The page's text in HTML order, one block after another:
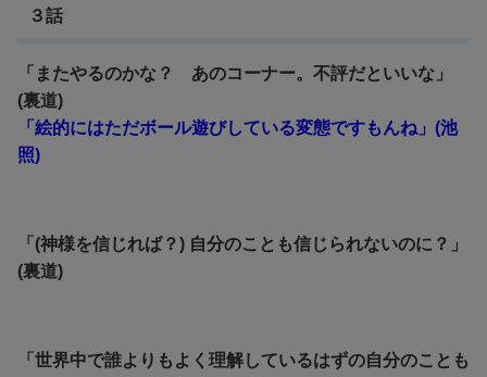
３話
「またやるのかな？ あのコーナー。 不評だといいな」
(裏道)
「絵的にはただボール遊びしている変態ですもんね」(池
照)
「(神様を信じれば？) 自分のことも信じられないのに？」
(裏道)
「世界中で誰よりもよく理解しているはずの自分のことも